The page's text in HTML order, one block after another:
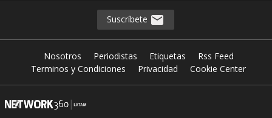
Suscríbete
Nosotros Periodistas Etiquetas
Rss Feed
Terminos y Condiciones
Privacidad Cookie Center